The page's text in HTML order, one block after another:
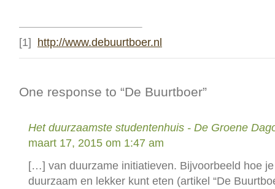
[1] http://www.debuurtboer.nl
One response to “De Buurtboer”
Het duurzaamste studentenhuis - De Groene
maart 17, 2015 om 1:47 am
[…] van duurzame initiatieven. Bijvoorbeeld hoe
duurzaam en lekker kunt eten (artikel “De